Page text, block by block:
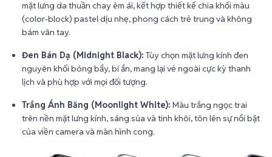
mặt lưng da thuần chay êm ái, kết hợp thiết kế chia khối màu
(color-block) pastel dịu nhẹ, phong cách trẻ trung và không
bám vân tay.
Đen Bán Dạ (Midnight Black): Tùy chọn mặt lưng kính đen
nguyên khối bóng bẩy, bí ẩn, mang lại vẻ ngoài cực kỳ thanh
lịch và phù hợp với mọi đối tượng.
Trắng Ánh Băng (Moonlight White): Màu trắng ngọc trai
trên nền mặt lưng kính, sáng sủa và tinh khôi, tôn lên sự nổi bật
của viền camera và màn hình cong.